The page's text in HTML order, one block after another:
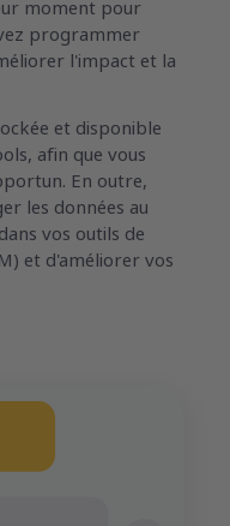
moment pour
programmer
l'impact et la
et disponible
afin que vous
En outre,
les données au
vos outils de
et d'améliorer vos